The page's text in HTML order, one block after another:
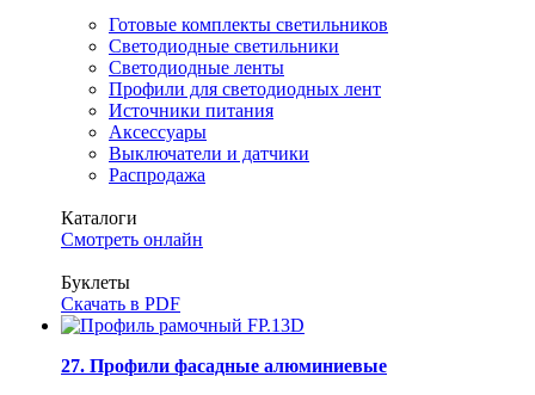
Готовые комплекты светильников
Светодиодные светильники
Светодиодные ленты
Профили для светодиодных лент
Источники питания
Аксессуары
Выключатели и датчики
Распродажа
Каталоги
Смотреть онлайн
Буклеты
Скачать в PDF
27. Профили фасадные алюминиевые